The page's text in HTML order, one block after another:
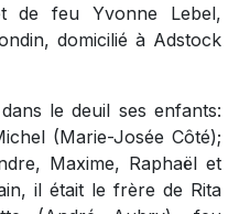
de feu Yvonne Lebel,
domicilié à Adstock
le deuil ses enfants:
(Marie-Josée Côté);
Maxime, Raphaël et
il était le frère de Rita